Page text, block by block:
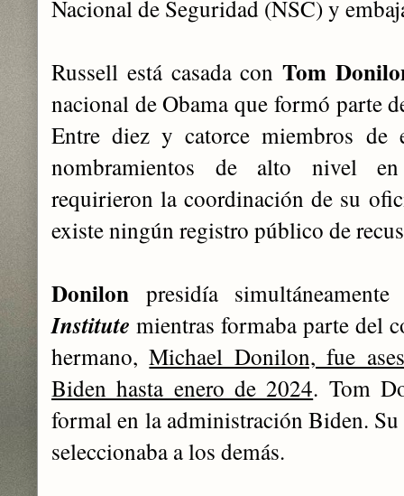
Nacional de Seguridad (NSC) y
Russell está casada conTom
nacional de Obama que formó parte
Entre diez y catorce miembros de
nombramientos de alto nivel
requirieron la coordinación de su
existe ningún registro público de
Donilon presidía
Institute mientras formaba parte del
hermano,Michael Donilon, fue
Biden hasta enero de 2024. Tom
formal en la administración Biden.
seleccionaba a los demás.